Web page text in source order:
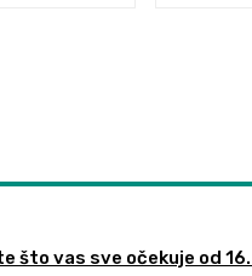
vas sve očekuje od 16.